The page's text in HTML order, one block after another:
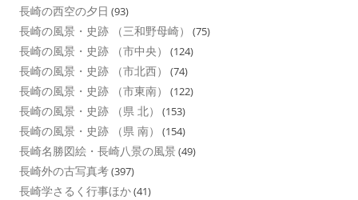
長崎の西空の夕日 (93)
長崎の風景・史跡 （三和野母崎） (75)
長崎の風景・史跡 （市中央） (124)
長崎の風景・史跡 （市北西） (74)
長崎の風景・史跡 （市東南） (122)
長崎の風景・史跡 （県 北） (153)
長崎の風景・史跡 （県 南） (154)
長崎名勝図絵・長崎八景の風景 (49)
長崎外の古写真考(397)
長崎学さるく行事ほか(41)